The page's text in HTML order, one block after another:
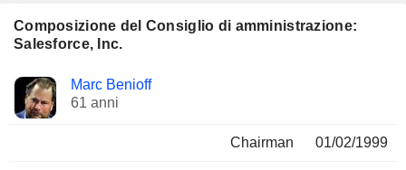
Composizione del Consiglio di amministrazione:
Salesforce, Inc.
Amministratore Comitati
Marc Benioff
61 anni
Chairman 01/02/1999